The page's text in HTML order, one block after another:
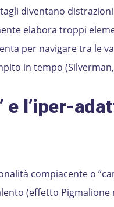
diventano
elabora troppi
per navigare tra le
in tempo (Silverman,
e l’iper-
compiacente o
(effetto Pigmalione